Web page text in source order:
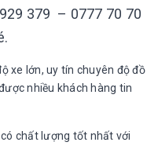
379 – 0777 70 70
xe lớn, uy tín chuyên độ đồ
nhiều khách hàng tin
chất lượng tốt nhất với